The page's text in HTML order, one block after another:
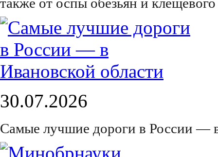
также от оспы обезьян и
30.07.2026
Самые лучшие дороги в России —